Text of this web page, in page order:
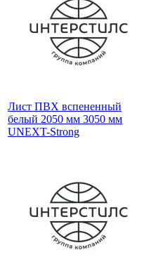
Лист ПВХ вспененный
белый 2050 мм 3050 мм
UNEXT-Strong